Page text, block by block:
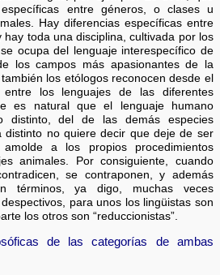
entre géneros, o clases u
Hay diferencias específicas entre
hay toda una disciplina, cultivada por los
ocupa del lenguaje interespecífico de
los campos más apasionantes de la
los etólogos reconocen desde el
entre los lenguajes de las diferentes
es natural que el lenguaje humano
distinto, del de las demás especies
distinto no quiere decir que deje de ser
a los propios procedimientos
animales. Por consiguiente, cuando
se contraponen, y además
términos, ya digo, muchas veces
para unos los lingüistas son
los otros son “reduccionistas”.
de las categorías de ambas